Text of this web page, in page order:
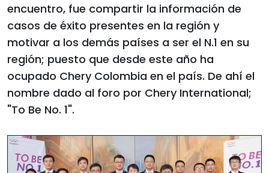
encuentro, fue compartir la información de
casos de éxito presentes en la región y
motivar a los demás países a ser el N.1 en su
región; puesto que desde este año ha
ocupado Chery Colombia en el país. De ahí el
nombre dado al foro por Chery International;
"To Be No. 1".